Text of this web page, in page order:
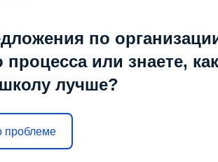
по
процесса или знаете, как
лучше?
проблеме